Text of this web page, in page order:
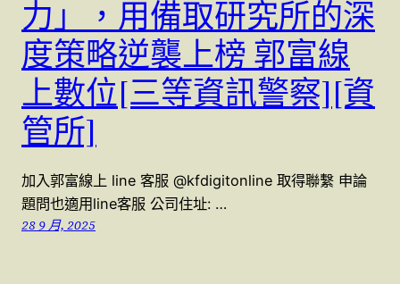
力」，用備取研究所的深
度策略逆襲上榜 郭富線
上數位[三等資訊警察][資
管所]
加入郭富線上 line 客服 @kfdigitonline 取得聯繫 申論
題問也適用line客服 公司住址: …
28 9 月, 2025